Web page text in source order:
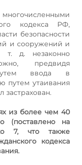
кодекса РФ,
безопасности
и сооружений и
т. д. незаконно
предвидя
ввода в
путем утаивания
застрахован.
из более чем 40
(поставлено на
7, что также
кодекса